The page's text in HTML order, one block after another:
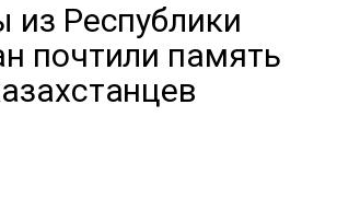
из Республики
почтили память